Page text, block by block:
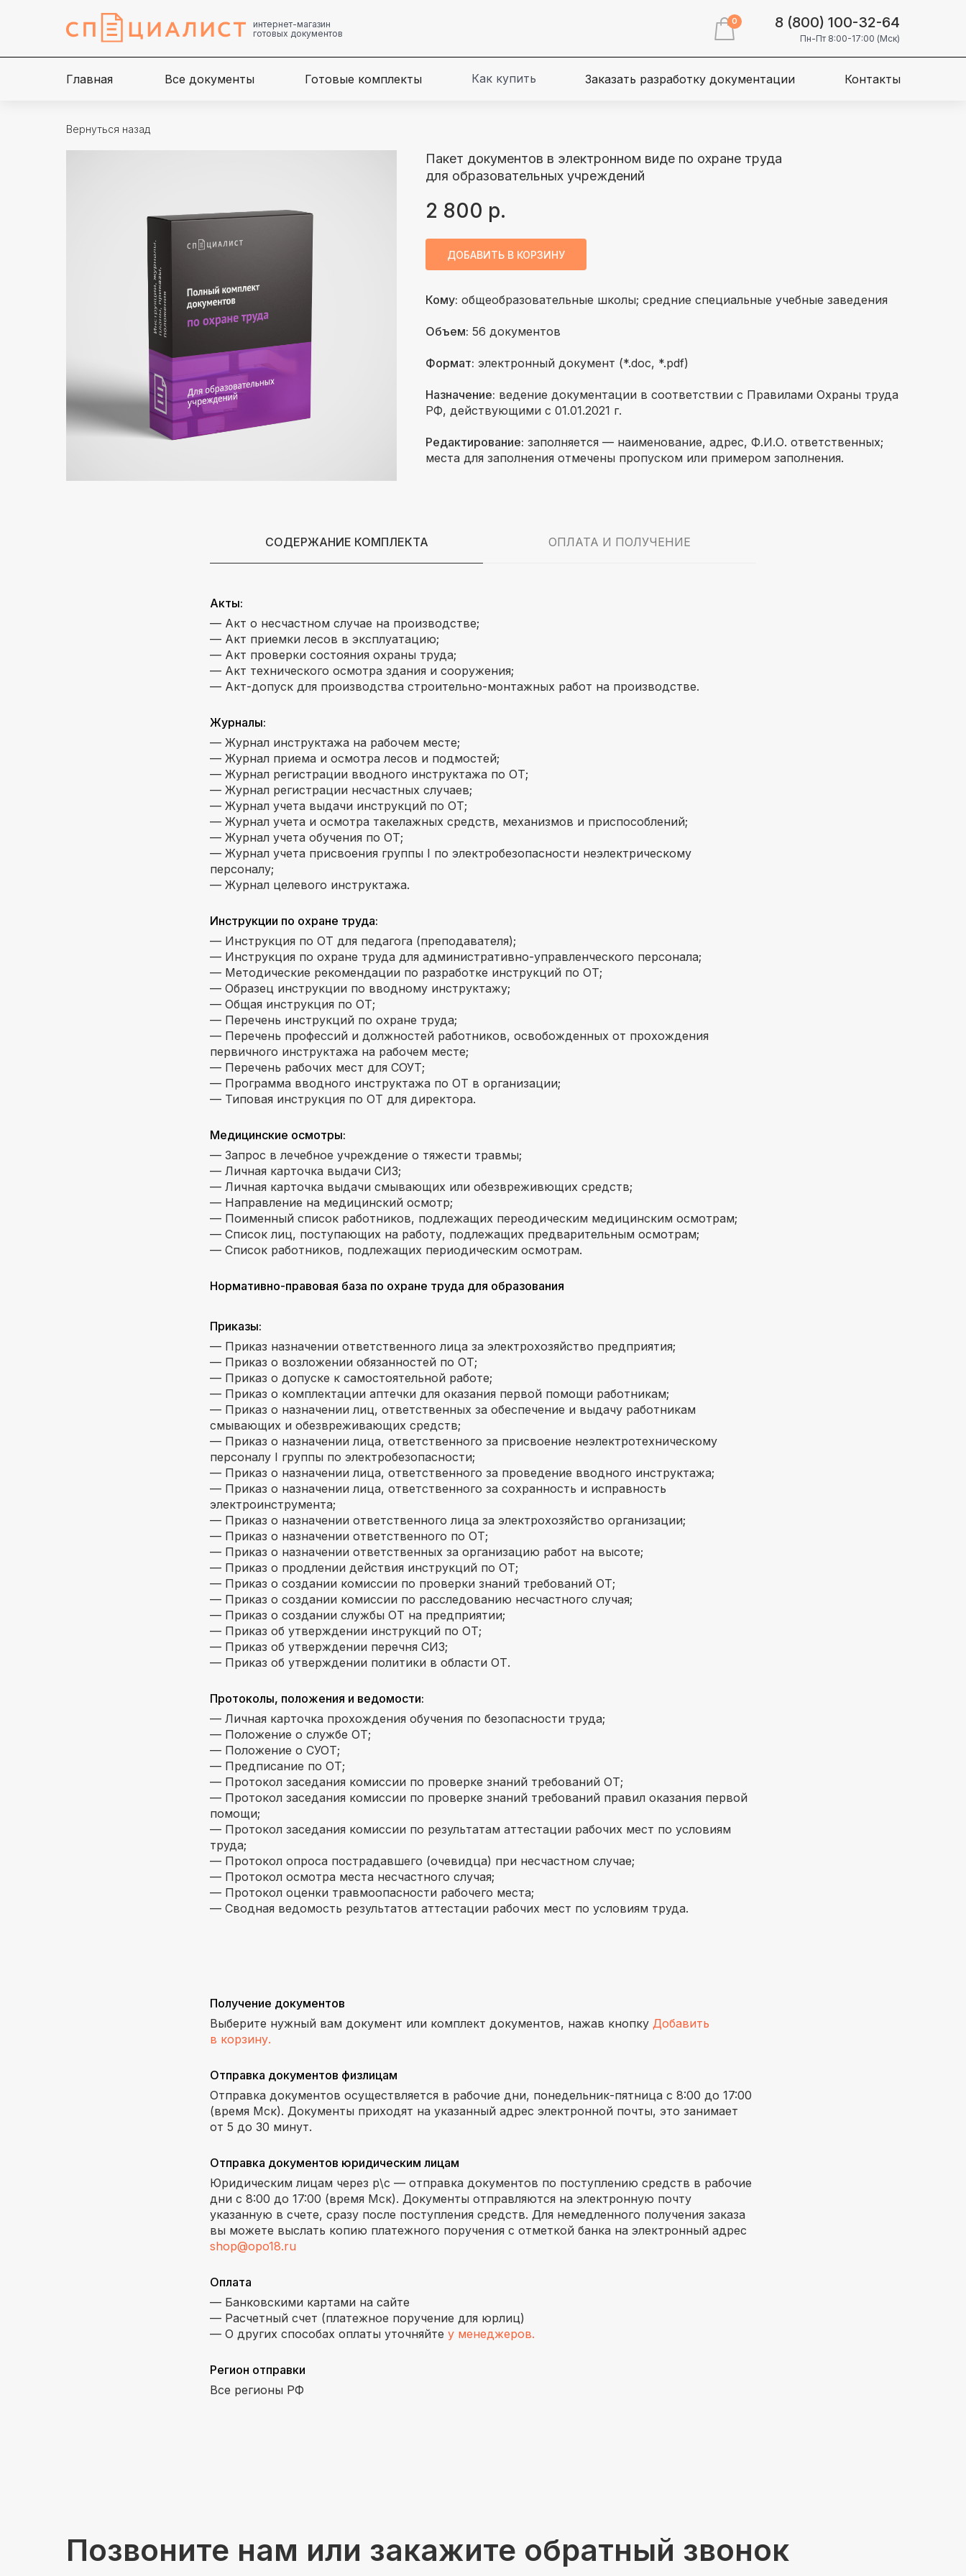
интернет-магазин
готовых документов
Главная Все документы Готовые комплекты Как купить Заказать разработку документации Контакты
Пн-Пт 8:00-17:00 (Мск)
8 (800) 100-32-64
0
Вернуться назад
Пакет документов в электронном виде по охране труда
для образовательных учреждений
2 800 р.
ДОБАВИТЬ В КОРЗИНУ
Кому: общеобразовательные школы; средние специальные учебные заведения
Объем: 56 документов
Формат: электронный документ (*.doc, *.pdf)
Назначение: ведение документации в соответствии с Правилами Охраны труда
РФ, действующими с 01.01.2021 г.
Редактирование: заполняется — наименование, адрес, Ф.И.О. ответственных;
места для заполнения отмечены пропуском или примером заполнения.
СОДЕРЖАНИЕ КОМПЛЕКТА ОПЛАТА И ПОЛУЧЕНИЕ
Акты:
— Акт о несчастном случае на производстве;
— Акт приемки лесов в эксплуатацию;
— Акт проверки состояния охраны труда;
— Акт технического осмотра здания и сооружения;
— Акт-допуск для производства строительно-монтажных работ на производстве.
Журналы:
— Журнал инструктажа на рабочем месте;
— Журнал приема и осмотра лесов и подмостей;
— Журнал регистрации вводного инструктажа по ОТ;
— Журнал регистрации несчастных случаев;
— Журнал учета выдачи инструкций по ОТ;
— Журнал учета и осмотра такелажных средств, механизмов и приспособлений;
— Журнал учета обучения по ОТ;
— Журнал учета присвоения группы I по электробезопасности неэлектрическому
персоналу;
— Журнал целевого инструктажа.
Инструкции по охране труда:
— Инструкция по ОТ для педагога (преподавателя);
— Инструкция по охране труда для административно-управленческого персонала;
— Методические рекомендации по разработке инструкций по ОТ;
— Образец инструкции по вводному инструктажу;
— Общая инструкция по ОТ;
— Перечень инструкций по охране труда;
— Перечень профессий и должностей работников, освобожденных от прохождения
первичного инструктажа на рабочем месте;
— Перечень рабочих мест для СОУТ;
— Программа вводного инструктажа по ОТ в организации;
— Типовая инструкция по ОТ для директора.
Медицинские осмотры:
— Запрос в лечебное учреждение о тяжести травмы;
— Личная карточка выдачи СИЗ;
— Личная карточка выдачи смывающих или обезвреживющих средств;
— Направление на медицинский осмотр;
— Поименный список работников, подлежащих переодическим медицинским осмотрам;
— Список лиц, поступающих на работу, подлежащих предварительным осмотрам;
— Список работников, подлежащих периодическим осмотрам.
Нормативно-правовая база по охране труда для образования
Приказы:
— Приказ назначении ответственного лица за электрохозяйство предприятия;
— Приказ о возложении обязанностей по ОТ;
— Приказ о допуске к самостоятельной работе;
— Приказ о комплектации аптечки для оказания первой помощи работникам;
— Приказ о назначении лиц, ответственных за обеспечение и выдачу работникам
смывающих и обезвреживающих средств;
— Приказ о назначении лица, ответственного за присвоение неэлектротехническому
персоналу I группы по электробезопасности;
— Приказ о назначении лица, ответственного за проведение вводного инструктажа;
— Приказ о назначении лица, ответственного за сохранность и исправность
электроинструмента;
— Приказ о назначении ответственного лица за электрохозяйство организации;
— Приказ о назначении ответственного по ОТ;
— Приказ о назначении ответственных за организацию работ на высоте;
— Приказ о продлении действия инструкций по ОТ;
— Приказ о создании комиссии по проверки знаний требований ОТ;
— Приказ о создании комиссии по расследованию несчастного случая;
— Приказ о создании службы ОТ на предприятии;
— Приказ об утверждении инструкций по ОТ;
— Приказ об утверждении перечня СИЗ;
— Приказ об утверждении политики в области ОТ.
Протоколы, положения и ведомости:
— Личная карточка прохождения обучения по безопасности труда;
— Положение о службе ОТ;
— Положение о СУОТ;
— Предписание по ОТ;
— Протокол заседания комиссии по проверке знаний требований ОТ;
— Протокол заседания комиссии по проверке знаний требований правил оказания первой
помощи;
— Протокол заседания комиссии по результатам аттестации рабочих мест по условиям
труда;
— Протокол опроса пострадавшего (очевидца) при несчастном случае;
— Протокол осмотра места несчастного случая;
— Протокол оценки травмоопасности рабочего места;
— Сводная ведомость результатов аттестации рабочих мест по условиям труда.
Получение документов
Выберите нужный вам документ или комплект документов, нажав кнопку Добавить
в корзину.
Отправка документов физлицам
Отправка документов осуществляется в рабочие дни, понедельник-пятница с 8:00 до 17:00
(время Мск). Документы приходят на указанный адрес электронной почты, это занимает
от 5 до 30 минут.
Отправка документов юридическим лицам
Юридическим лицам через р\с — отправка документов по поступлению средств в рабочие
дни с 8:00 до 17:00 (время Мск). Документы отправляются на электронную почту
указанную в счете, сразу после поступления средств. Для немедленного получения заказа
вы можете выслать копию платежного поручения с отметкой банка на электронный адрес
shop@opo18.ru
Оплата
— Банковскими картами на сайте
— Расчетный счет (платежное поручение для юрлиц)
— О других способах оплаты уточняйте у менеджеров.
Регион отправки
Все регионы РФ
Позвоните нам или закажите обратный звонок